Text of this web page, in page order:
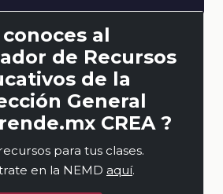
conoces al
de Recursos
de la
General
CREA ?
para tus clases.
en la NEMD aquí.